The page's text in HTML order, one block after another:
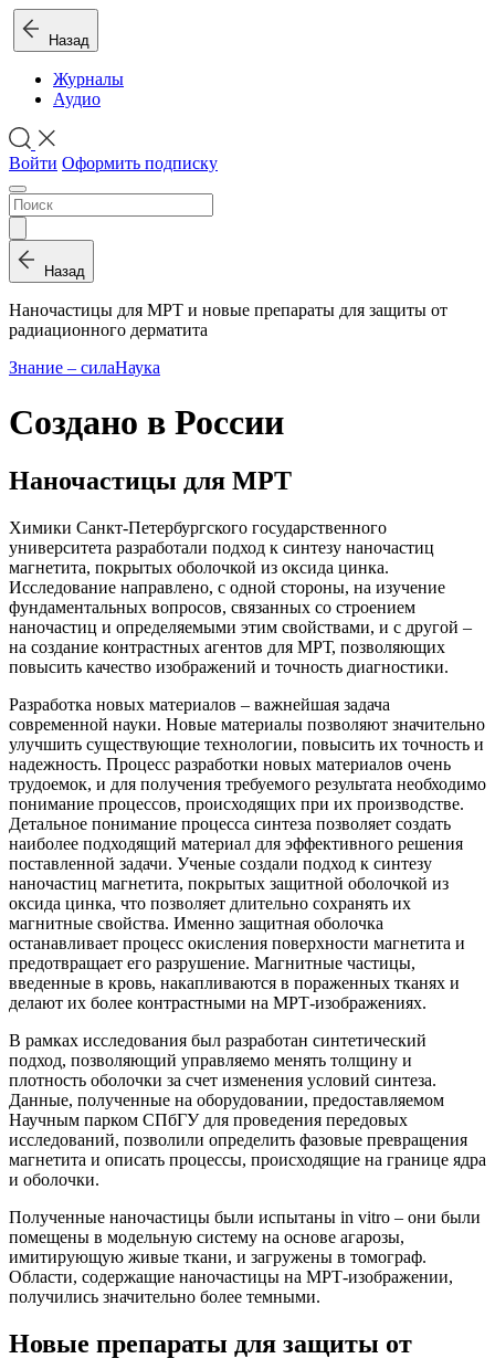
Назад
Журналы
Аудио
Войти Оформить подписку
Назад
Наночастицы для МРТ и новые препараты для защиты от
радиационного дерматита
Знание – силаНаука
Создано в России
Наночастицы для МРТ
Химики Санкт-Петербургского государственного
университета разработали подход к синтезу наночастиц
магнетита, покрытых оболочкой из оксида цинка.
Исследование направлено, с одной стороны, на изучение
фундаментальных вопросов, связанных со строением
наночастиц и определяемыми этим свойствами, и с другой –
на создание контрастных агентов для МРТ, позволяющих
повысить качество изображений и точность диагностики.
Разработка новых материалов – важнейшая задача
современной науки. Новые материалы позволяют значительно
улучшить существующие технологии, повысить их точность и
надежность. Процесс разработки новых материалов очень
трудоемок, и для получения требуемого результата необходимо
понимание процессов, происходящих при их производстве.
Детальное понимание процесса синтеза позволяет создать
наиболее подходящий материал для эффективного решения
поставленной задачи. Ученые создали подход к синтезу
наночастиц магнетита, покрытых защитной оболочкой из
оксида цинка, что позволяет длительно сохранять их
магнитные свойства. Именно защитная оболочка
останавливает процесс окисления поверхности магнетита и
предотвращает его разрушение. Магнитные частицы,
введенные в кровь, накапливаются в пораженных тканях и
делают их более контрастными на МРТ-изображениях.
В рамках исследования был разработан синтетический
подход, позволяющий управляемо менять толщину и
плотность оболочки за счет изменения условий синтеза.
Данные, полученные на оборудовании, предоставляемом
Научным парком СПбГУ для проведения передовых
исследований, позволили определить фазовые превращения
магнетита и описать процессы, происходящие на границе ядра
и оболочки.
Полученные наночастицы были испытаны in vitro – они были
помещены в модельную систему на основе агарозы,
имитирующую живые ткани, и загружены в томограф.
Области, содержащие наночастицы на МРТ-изображении,
получились значительно более темными.
Новые препараты для защиты от